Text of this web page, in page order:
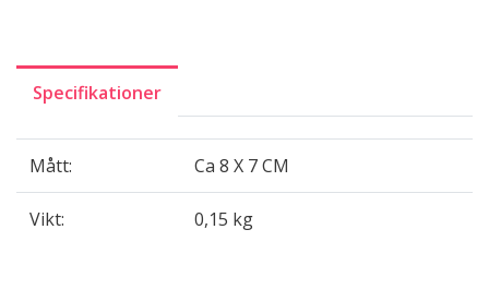
Specifikationer
Mått: Ca 8 X 7 CM
Vikt: 0,15 kg